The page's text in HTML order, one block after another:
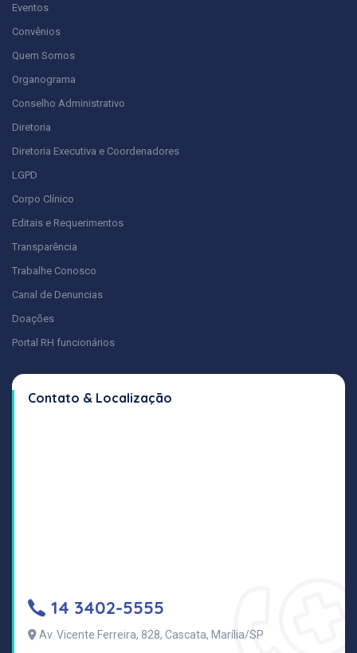
Eventos
Convênios
Quem Somos
Organograma
Conselho Administrativo
Diretoria
Diretoria Executiva e Coordenadores
LGPD
Corpo Clínico
Editais e Requerimentos
Transparência
Trabalhe Conosco
Canal de Denuncias
Doações
Portal RH funcionários
Contato & Localização
14 3402-5555
Av. Vicente Ferreira, 828, Cascata, Marília/SP